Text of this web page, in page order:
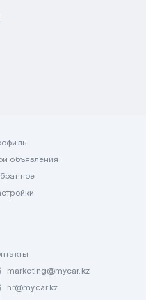
объявления
marketing@mycar.kz
hr@mycar.kz